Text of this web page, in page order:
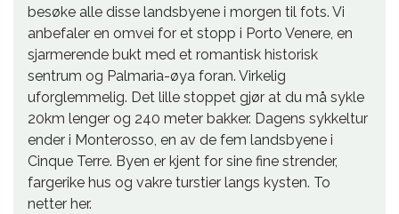
besøke alle disse landsbyene i morgen til fots. Vi
anbefaler en omvei for et stopp i Porto Venere, en
sjarmerende bukt med et romantisk historisk
sentrum og Palmaria-øya foran. Virkelig
uforglemmelig. Det lille stoppet gjør at du må sykle
20km lenger og 240 meter bakker. Dagens sykkeltur
ender i Monterosso, en av de fem landsbyene i
Cinque Terre. Byen er kjent for sine fine strender,
fargerike hus og vakre turstier langs kysten. To
netter her.